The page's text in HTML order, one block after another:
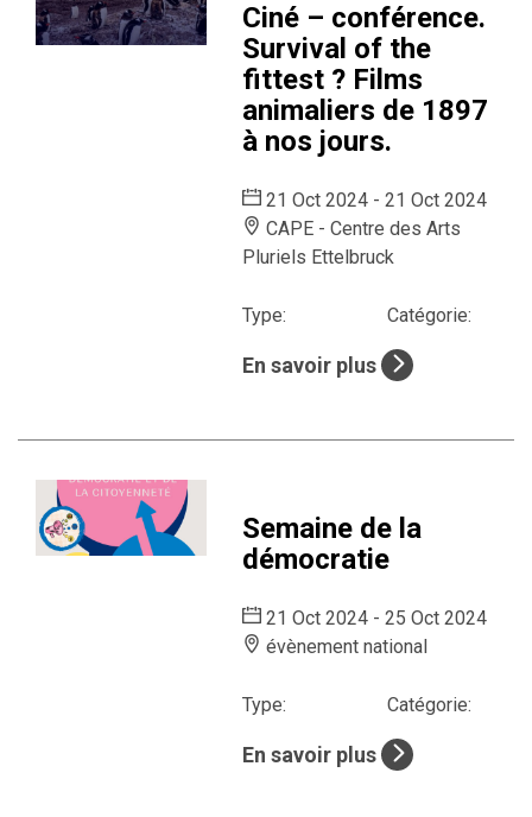
Ciné – conférence.
Survival of the
fittest ? Films
animaliers de 1897
à nos jours.
21 Oct 2024 - 21 Oct 2024
CAPE - Centre des Arts
Pluriels Ettelbruck
Type: Catégorie:
En savoir plus
Semaine de la
démocratie
21 Oct 2024 - 25 Oct 2024
évènement national
Type: Catégorie:
En savoir plus